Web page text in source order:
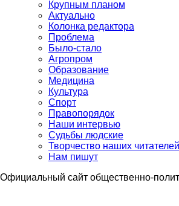
Крупным планом
Актуально
Колонка редактора
Проблема
Было-стало
Агропром
Образование
Медицина
Культура
Спорт
Правопорядок
Наши интервью
Судьбы людские
Творчество наших читателей
Нам пишут
Официальный сайт общественно-